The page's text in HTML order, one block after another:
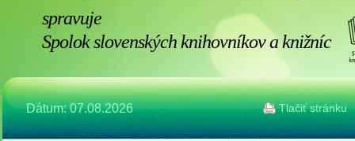
spravuje
Spolok slovenských knihovníkov a knižníc
Dátum: 07.08.2026 Tlačiť stránku